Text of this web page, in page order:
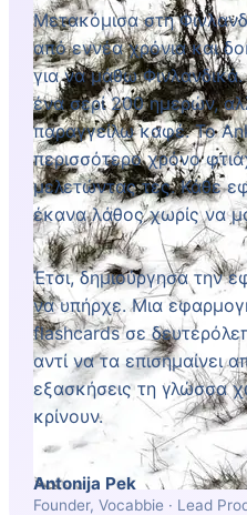
Μετακόμισα στη
από εννέα χρόνια και
για να μάθω
ένα σερί 200 ημερών,
παραγγείλω καφέ. Το
περισσότερο χρόνο
μελετώντας τες. Κάθε
έκανα λάθος χωρίς να
Έτσι, δημιούργησα την
να υπήρχε. Μια
flashcards σε
αντί να τα επισημαίνει
εξασκήσεις τη γλώσσα
κρίνουν.
Antonija Pek
Founder, Vocabbie · Lead